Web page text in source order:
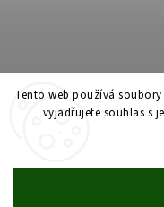
Tento web používá
vyjadřujete souhlas s